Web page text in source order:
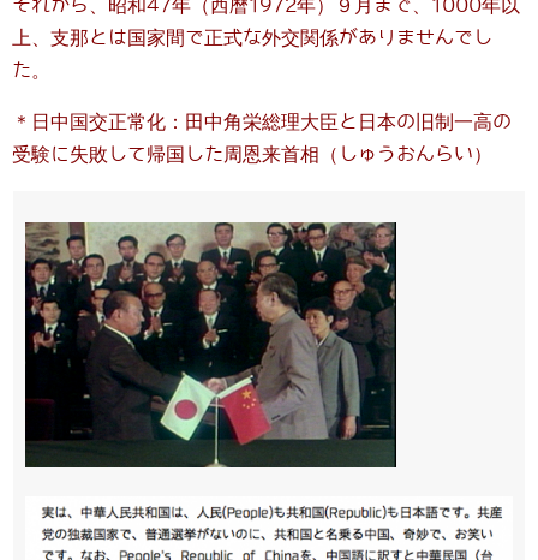
それから、昭和47年（西暦1972年）９月まで、1000年以
上、支那とは国家間で正式な外交関係がありませんでし
た。
＊日中国交正常化：田中角栄総理大臣と日本の旧制一高の
受験に失敗して帰国した周恩来首相（しゅうおんらい）